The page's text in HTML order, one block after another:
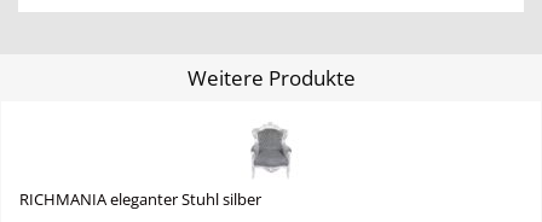
Weitere Produkte
RICHMANIA eleganter Stuhl silber